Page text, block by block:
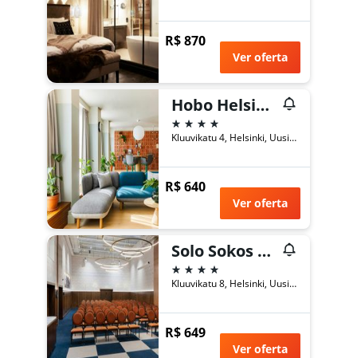
R$ 870
Ver oferta
Hobo Helsinki, an Ascend Collection Hotel
4 estrelas
Kluuvikatu 4, Helsinki, Uusimaa, Finlândia
R$ 640
Ver oferta
Solo Sokos Hotel Helsinki
4 estrelas
Kluuvikatu 8, Helsinki, Uusimaa, Finlândia
R$ 649
Ver oferta